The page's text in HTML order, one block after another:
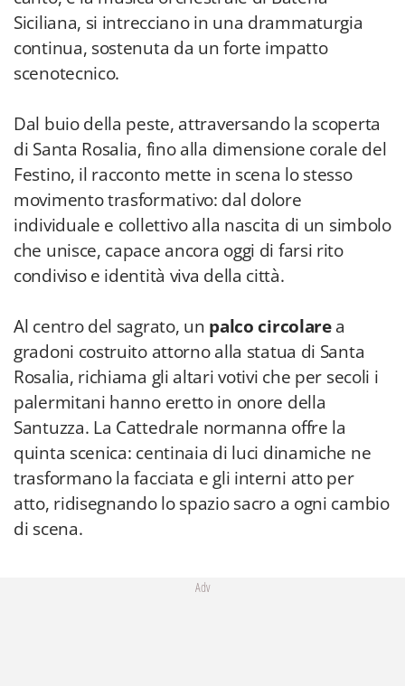
Siciliana, si intrecciano in una drammaturgia
continua, sostenuta da un forte impatto
scenotecnico.
Dal buio della peste, attraversando la scoperta
di Santa Rosalia, fino alla dimensione corale del
Festino, il racconto mette in scena lo stesso
movimento trasformativo: dal dolore
individuale e collettivo alla nascita di un simbolo
che unisce, capace ancora oggi di farsi rito
condiviso e identità viva della città.
Al centro del sagrato, un palco circolarea
gradoni costruito attorno alla statua di Santa
Rosalia, richiama gli altari votivi che per secoli i
palermitani hanno eretto in onore della
Santuzza. La Cattedrale normanna offre la
quinta scenica: centinaia di luci dinamiche ne
trasformano la facciata e gli interni atto per
atto, ridisegnando lo spazio sacro a ogni cambio
di scena.
Adv